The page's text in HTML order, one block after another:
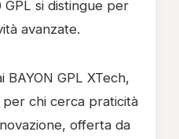
si distingue per
avanzate.
BAYON GPL XTech,
chi cerca praticità
offerta da